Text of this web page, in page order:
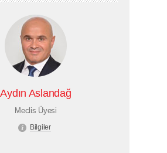
Aydın Aslandağ
Meclis Üyesi
Bilgiler